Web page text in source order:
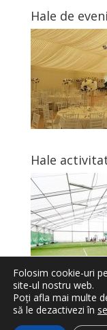
Hale de
Hale
Folosim cookie-uri
site-ul nostru web.
Poți afla mai multe
să le dezactivezi în